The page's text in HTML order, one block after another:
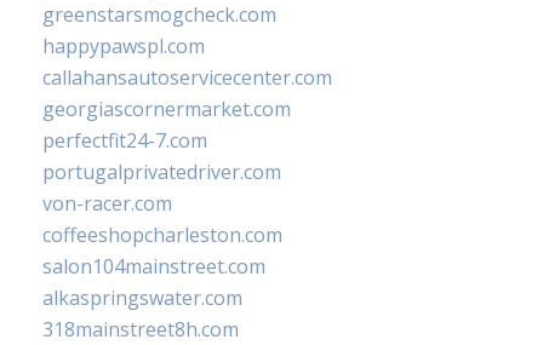
greenstarsmogcheck.com
happypawspl.com
callahansautoservicecenter.com
georgiascornermarket.com
perfectfit24-7.com
portugalprivatedriver.com
von-racer.com
coffeeshopcharleston.com
salon104mainstreet.com
alkaspringswater.com
318mainstreet8h.com